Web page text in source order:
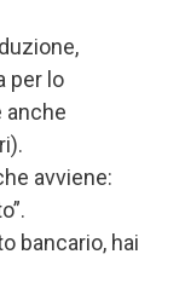
per lo
anche
avviene:
bancario, hai